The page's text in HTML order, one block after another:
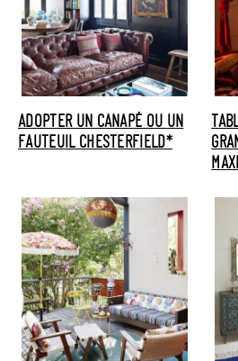
ADOPTER UN CANAPÉ OU UN
FAUTEUIL CHESTERFIELD*